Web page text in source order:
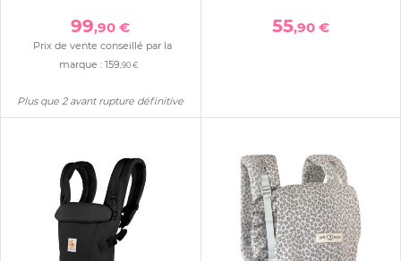
99,90 €
Prix de vente conseillé par la
marque : 159 ,90 €
Plus que 2 avant rupture définitive
55,90 €